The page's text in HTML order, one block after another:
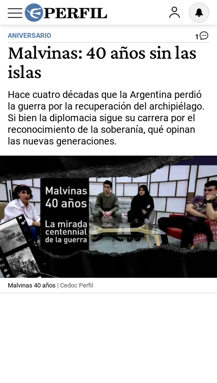
ANIVERSARIO 1
Malvinas: 40 años sin las
islas
Hace cuatro décadas que la Argentina perdió
la guerra por la recuperación del archipiélago.
Si bien la diplomacia sigue su carrera por el
reconocimiento de la soberanía, qué opinan
las nuevas generaciones.
Malvinas 40 años | Cedoc Perfil